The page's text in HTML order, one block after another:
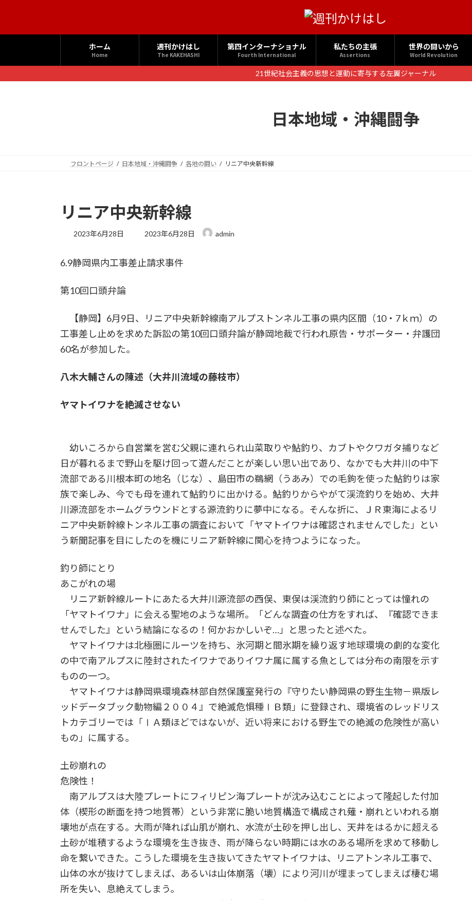
へ
ス
ョ
ン
ホーム
Home
週刊かけはし
The KAKEHASHI
第四インターナショナル
Fourth International
私たちの主張
Assertions
世界の闘いから
World Revolution
21世紀社会主義の思想と運動に寄与する左翼ジャーナル
日本地域・沖縄闘争
フロントページ 日本地域・沖縄闘争 各地の闘い リニア中央新幹線
リニア中央新幹線
2023年6月28日
最
新
2023年6月28日 admin
6.9静岡県内工事差止請求事件
第10回口頭弁論
【静岡】6月9日、リニア中央新幹線南アルプストンネル工事の県内区間（10・7ｋｍ）の
工事差し止めを求めた訴訟の第10回口頭弁論が静岡地裁で行われ原告・サポーター・弁護団
60名が参加した。
八木大輔さんの陳述（大井川流域の藤枝市）
ヤマトイワナを絶滅させない
幼いころから自営業を営む父親に連れられ山菜取りや鮎釣り、カブトやクワガタ捕りなど
日が暮れるまで野山を駆け回って遊んだことが楽しい思い出であり、なかでも大井川の中下
流部である川根本町の地名（じな）、島田市の鵜網（うあみ）での毛鉤を使った鮎釣りは家
族で楽しみ、今でも母を連れて鮎釣りに出かける。鮎釣りからやがて渓流釣りを始め、大井
川源流部をホームグラウンドとする源流釣りに夢中になる。そんな折に、ＪＲ東海によるリ
ニア中央新幹線トンネル工事の調査において「ヤマトイワナは確認されませんでした」とい
う新聞記事を目にしたのを機にリニア新幹線に関心を持つようになった。
釣り師にとり
あこがれの場
リニア新幹線ルートにあたる大井川源流部の西俣、東俣は渓流釣り師にとっては憧れの
「ヤマトイワナ」に会える聖地のような場所。「どんな調査の仕方をすれば、『確認できま
せんでした』という結論になるの！何かおかしいぞ…」と思ったと述べた。
ヤマトイワナは北極圏にルーツを持ち、氷河期と間氷期を繰り返す地球環境の劇的な変化
の中で南アルプスに陸封されたイワナでありイワナ属に属する魚としては分布の南限を示す
ものの一つ。
ヤマトイワナは静岡県環境森林部自然保護室発行の『守りたい静岡県の野生生物－県版レ
ッドデータブック動物編２００４』で絶滅危惧種ⅠＢ類」に登録され、環境省のレッドリス
トカテゴリーでは「ⅠＡ類ほどではないが、近い将来における野生での絶滅の危険性が高い
もの」に属する。
土砂崩れの
危険性！
南アルプスは大陸プレートにフィリピン海プレートが沈み込むことによって隆起した付加
体（楔形の断面を持つ地質帯）という非常に脆い地質構造で構成され薙・崩れといわれる崩
壊地が点在する。大雨が降れば山肌が崩れ、水流が土砂を押し出し、天井をはるかに超える
土砂が堆積するような環境を生き抜き、雨が降らない時期には水のある場所を求めて移動し
命を繋いできた。こうした環境を生き抜いてきたヤマトイワナは、リニアトンネル工事で、
山体の水が抜けてしまえば、あるいは山体崩落（壊）により河川が埋まってしまえば棲む場
所を失い、息絶えてしまう。